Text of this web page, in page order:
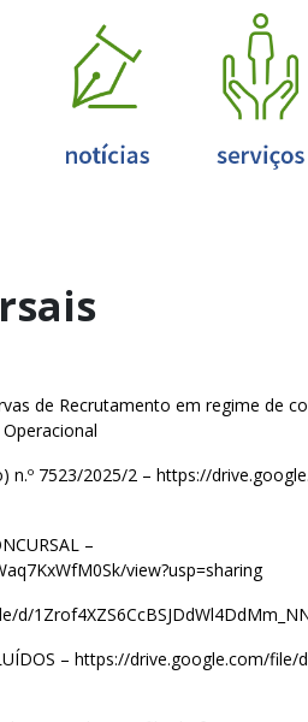
de Recrutamento em regime de
n.º 7523/2025/2 – https://
–
view?usp=sharing
d/
– https://drive.google.com/file/